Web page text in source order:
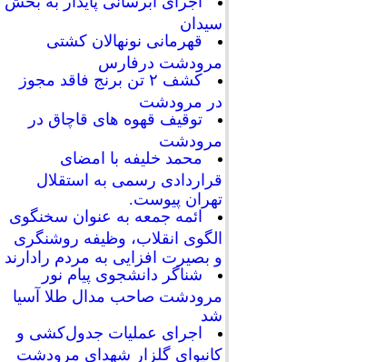
سیدان
قهرمانی نونهالان کشتی
مرودشت درفارس
کشف ۲ تن برنج فاقد مجوز
در مرودشت
توقیف قهوه های قاچاق در
مرودشت
محمد خلیفه با امضای
قراردادی رسمی به استقلال
تهران پیوست.
ائمه جمعه به عنوان سخنگوی
الگوی انقلاب، وظیفه روشنگری
و بصیرت افزایی به مردم رادارند
شناگر دانشجوی پیام نور
مرودشت صاحب مدال طلا آسیا
شد
اجرای عملیات جدول‌کشی و
کانیوای گلزار شهدای مرودشت